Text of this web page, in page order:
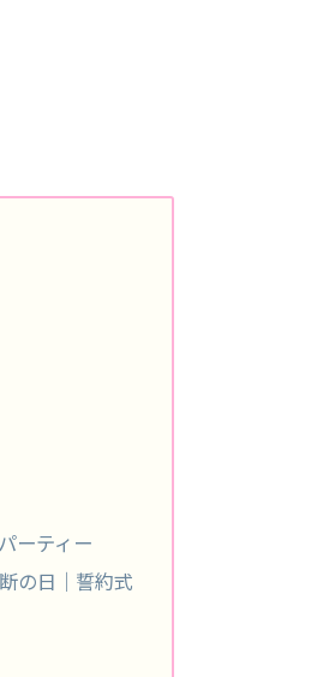
ーティー
の日｜誓約式